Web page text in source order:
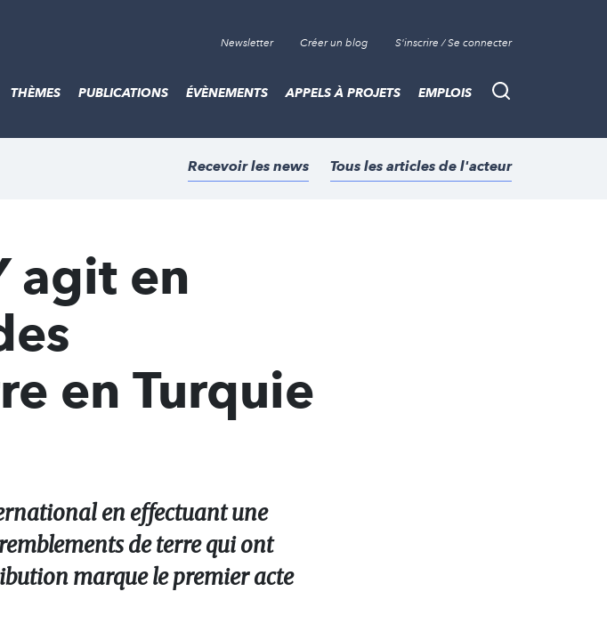
Newsletter Créer un blog S'inscrire / Se connecter
Recherche
THÈMES PUBLICATIONS ÉVÈNEMENTS APPELS À PROJETS EMPLOIS
Recevoir les news Tous les articles de l'acteur
agit en
en Turquie
en effectuant une
de terre qui ont
marque le premier acte